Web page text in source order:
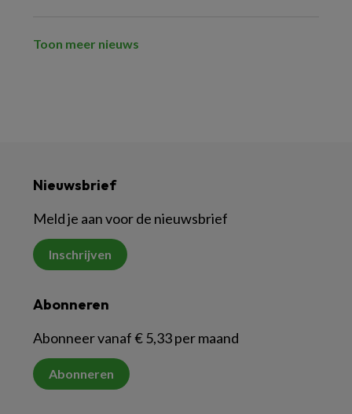
Toon meer nieuws
Nieuwsbrief
Meld je aan voor de nieuwsbrief
Inschrijven
Abonneren
Abonneer vanaf € 5,33 per maand
Abonneren